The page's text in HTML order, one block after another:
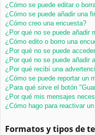
¿Cómo se puede editar o
¿Cómo se puede añadir una
¿Cómo creo una encuesta?
¿Por qué no se puede añadir
¿Cómo edito o borro una
¿Por qué no se puede
¿Por qué no se puede añadir
¿Por qué recibí una
¿Cómo se puede reportar un
¿Para qué sirve el botón
¿Por qué mis mensajes
¿Cómo hago para reactivar
Formatos y tipos de